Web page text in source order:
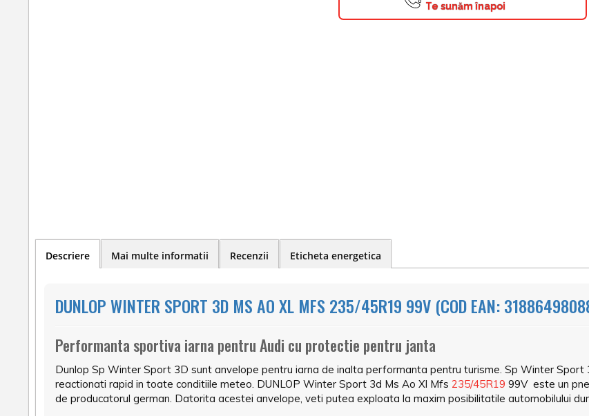
Te sunăm înapoi
Descriere Mai multe informatii Recenzii Eticheta energetica
DUNLOP WINTER SPORT 3D MS AO XL MFS 235/45R19 99V (COD EAN:
Performanta sportiva iarna pentru Audi cu protectie pentru janta
Dunlop Sp Winter Sport 3D sunt anvelope pentru iarna de inalta performanta pentru turisme. Sp Winter
reactionati rapid in toate conditiile meteo. DUNLOP Winter Sport 3d Ms Ao Xl Mfs 235/45R19 99V este un
de producatorul german. Datorita acestei anvelope, veti putea exploata la maxim posibilitatile automobilului